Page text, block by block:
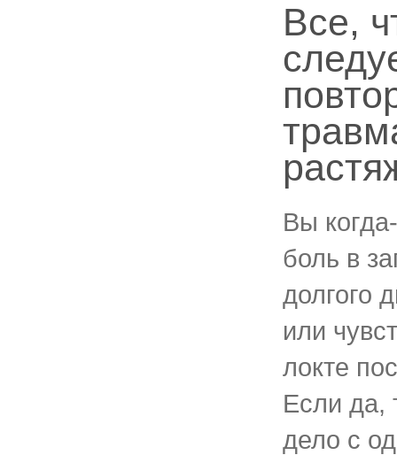
Все,
Вы
боль в
долгого
или
локте
Если да,
дело с